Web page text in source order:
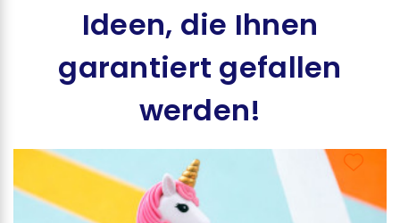
Ideen, die Ihnen
garantiert gefallen
werden!